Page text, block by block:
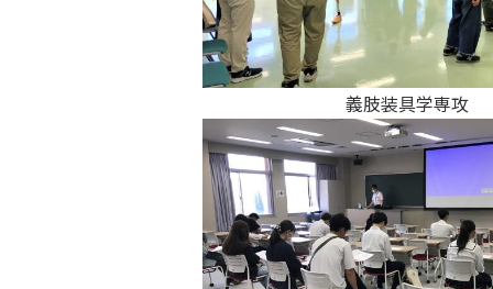
義肢装具学専攻